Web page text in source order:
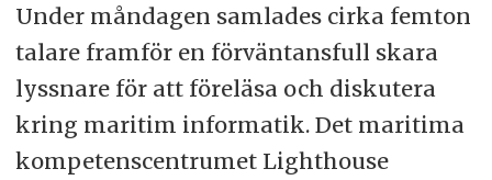
Under måndagen samlades cirka femton
talare framför en förväntansfull skara
lyssnare för att föreläsa och diskutera
kring maritim informatik. Det maritima
kompetenscentrumet Lighthouse